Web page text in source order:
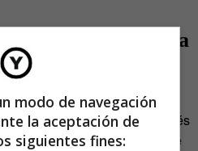
anarquía efectiva
de La Habana y salta a la
un proceso enloquecido de
que lo distribuyen a través
una vez está en la calle, se
modo de navegación
la aceptación de
siguientes fines: